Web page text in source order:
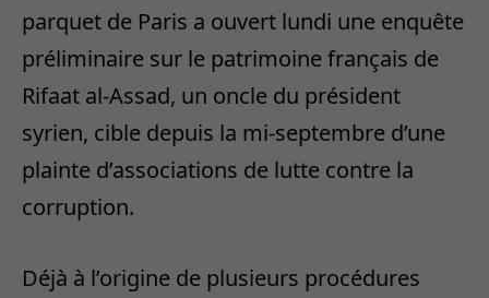
parquet de Paris a ouvert lundi une enquête
préliminaire sur le patrimoine français de
Rifaat al-Assad, un oncle du président
syrien, cible depuis la mi-septembre d’une
plainte d’associations de lutte contre la
corruption.
Déjà à l’origine de plusieurs procédures